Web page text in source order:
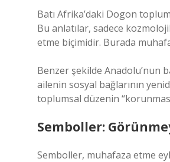
Batı Afrika’daki Dogon
Bu anlatılar, sadece
etme biçimidir. Burada
Benzer şekilde Anadolu’nun
ailenin sosyal bağlarının
toplumsal düzenin
Semboller:
Semboller, muhafaza etme